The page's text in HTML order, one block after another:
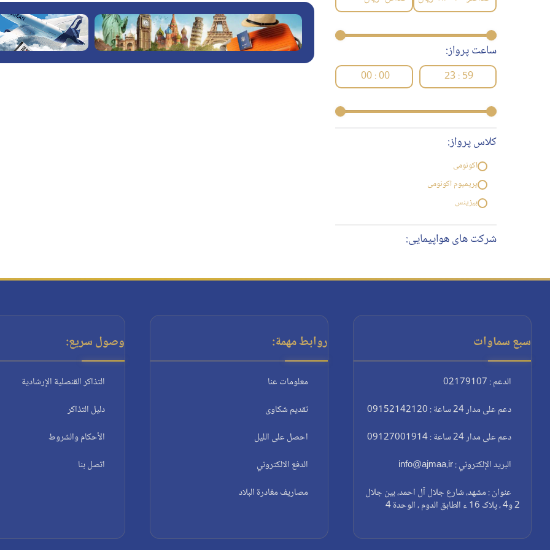
ساعت پرواز:
23 : 59
00 : 00
کلاس پرواز:
اکونومی
پریمیوم اکونومی
بیزینس
شرکت های هواپیمایی:
سبع سماوات
الدعم : 02179107
دعم على مدار 24 ساعة : 09152142120
دعم على مدار 24 ساعة : 09127001914
البريد الإلكتروني : info@ajmaa.ir
عنوان : مشهد، شارع جلال آل احمد، بين جلال
2 و4 ، پلاک 16 ء الطابق الدوم ، الوحدة 4
روابط مهمة:
معلومات عنا
تقديم شكاوى
احصل على الليل
الدفع الالكتروني
مصاريف مغادرة البلاد
وصول سريع:
التذاكر القنصلية الإرشادية
دليل التذاكر
الأحكام والشروط
اتصل بنا